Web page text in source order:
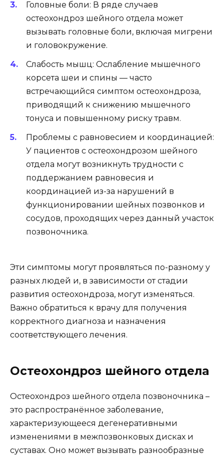
Головные боли: В ряде случаев
остеохондроз шейного отдела может
вызывать головные боли, включая мигрени
и головокружение.
Слабость мышц: Ослабление мышечного
корсета шеи и спины — часто
встречающийся симптом остеохондроза,
приводящий к снижению мышечного
тонуса и повышенному риску травм.
Проблемы с равновесием и координацией:
У пациентов с остеохондрозом шейного
отдела могут возникнуть трудности с
поддержанием равновесия и
координацией из-за нарушений в
функционировании шейных позвонков и
сосудов, проходящих через данный участок
позвоночника.
Эти симптомы могут проявляться по-разному у
разных людей и, в зависимости от стадии
развития остеохондроза, могут изменяться.
Важно обратиться к врачу для получения
корректного диагноза и назначения
соответствующего лечения.
Остеохондроз шейного отдела
Остеохондроз шейного отдела позвоночника –
это распространённое заболевание,
характеризующееся дегенеративными
изменениями в межпозвонковых дисках и
суставах. Оно может вызывать разнообразные